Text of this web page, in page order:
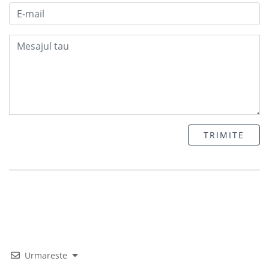
TRIMITE
Urmareste